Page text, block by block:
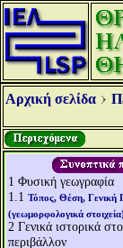
Αρχική σελίδα
1 Φυσική γεωγραφία
1.1 Τόπος, Θέση, Γενική
(γεωμορφολογικά
2 Γενικά ιστορικά
περιβάλλον